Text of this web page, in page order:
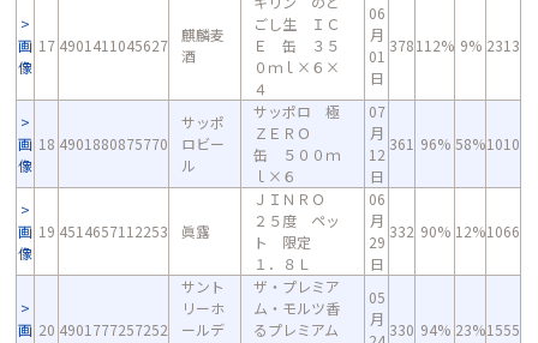
画
像
17 4901411045627
麒麟麦
酒
ごし生 ＩＣ
Ｅ 缶 ３５
０ｍｌ×６×
４
06
月
01
日
378112% 9% 2313
画
像
18 4901880875770
サッポ
ロビー
ル
サッポロ 極
ＺＥＲＯ
缶 ５００ｍ
ｌ×６
07
月
12
日
361 96% 58%1010
画
像
19 4514657112253 眞露
ＪＩＮＲＯ
２５度 ペッ
ト 限定
１．８Ｌ
06
月
29
日
332 90% 12%1066
画 20 4901777257252
サント
リーホ
ールデ
ザ・プレミア
ム・モルツ香
るプレミアム
05
月
330 94% 23%1555